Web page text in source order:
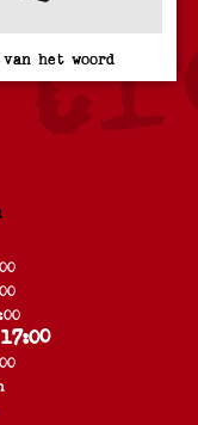
het woord